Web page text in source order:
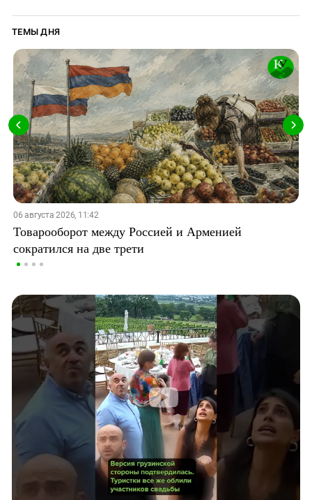
ТЕМЫ ДНЯ
06 августа 2026, 11:42
Товарооборот между Россией и Арменией
сократился на две трети